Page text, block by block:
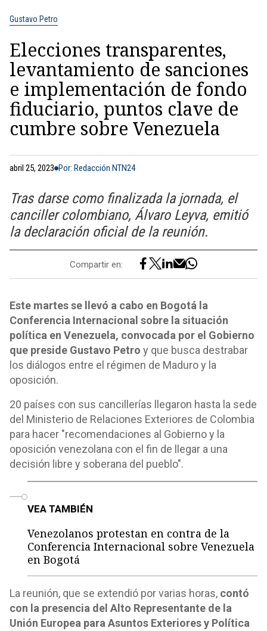
Gustavo Petro
Elecciones transparentes,
levantamiento de sanciones
e implementación de fondo
fiduciario, puntos clave de
cumbre sobre Venezuela
abril 25, 2023 Por: Redacción NTN24
Tras darse como finalizada la jornada, el
canciller colombiano, Álvaro Leyva, emitió
la declaración oficial de la reunión.
Compartir en:
Este martes se llevó a cabo en Bogotá la
Conferencia Internacional sobre la situación
política en Venezuela, convocada por el Gobierno
que preside Gustavo Petro y que busca destrabar
los diálogos entre el régimen de Maduro y la
oposición.
20 países con sus cancillerías llegaron hasta la sede
del Ministerio de Relaciones Exteriores de Colombia
para hacer "recomendaciones al Gobierno y la
oposición venezolana con el fin de llegar a una
decisión libre y soberana del pueblo".
VEA TAMBIÉN
Venezolanos protestan en contra de la
Conferencia Internacional sobre Venezuela
en Bogotá
La reunión, que se extendió por varias horas, contó
con la presencia del Alto Representante de la
Unión Europea para Asuntos Exteriores y Política